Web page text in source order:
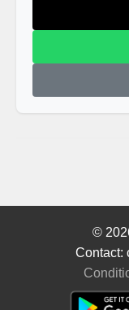
©
Contact: